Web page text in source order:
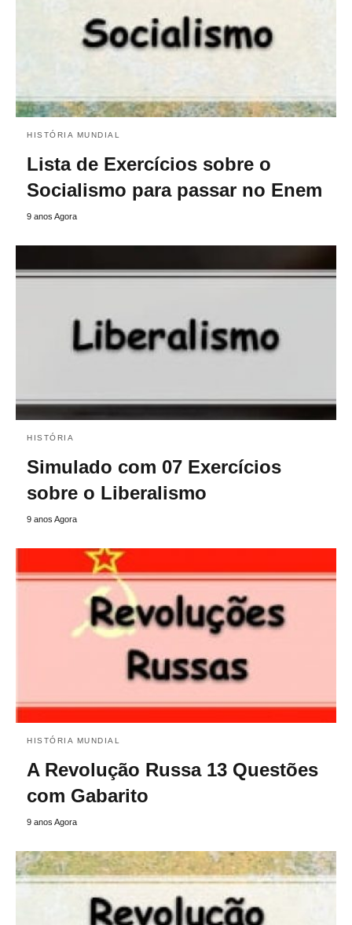
HISTÓRIA MUNDIAL
Lista de Exercícios sobre o
Socialismo para passar no Enem
9 anos Agora
HISTÓRIA
Simulado com 07 Exercícios
sobre o Liberalismo
9 anos Agora
HISTÓRIA MUNDIAL
A Revolução Russa 13 Questões
com Gabarito
9 anos Agora